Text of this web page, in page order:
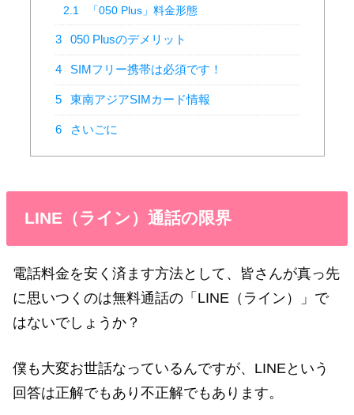
2.1 「050 Plus」料金形態
3 050 Plusのデメリット
4 SIMフリー携帯は必須です！
5 東南アジアSIMカード情報
6 さいごに
LINE（ライン）通話の限界
電話料金を安く済ます方法として、皆さんが真っ先
に思いつくのは無料通話の「LINE（ライン）」で
はないでしょうか？
僕も大変お世話なっているんですが、LINEという
回答は正解でもあり不正解でもあります。